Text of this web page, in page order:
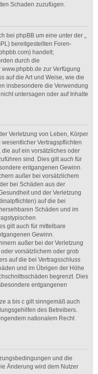
Schaden zuzufügen.
bei phpBB um eine unter der „
bereitgestellten Foren-
handelt;
durch die
zur Verfügung
auf die Art und Weise, wie die
insbesondere die Verwendung
untersagen oder auf Inhalte
Verletzung von Leben, Körper
Vertragspflichten
auf ein vorsätzliches oder
sind. Dies gilt auch für
entgangenen Gewinn.
außer bei vorsätzlichem
bei Schäden aus der
und der Verletzung
auf die bei
Schäden und im
gilt auch für mittelbare
Gewinn.
außer bei der Verletzung
vorsätzlichem oder grob
auf die bei Vertragsschluss
und im Übrigen der Höhe
begrenzt. Dies
entgangenen
a bis c gilt sinngemäß auch
des Betreibers.
nationalem Recht
und die
Änderung wird dem Nutzer